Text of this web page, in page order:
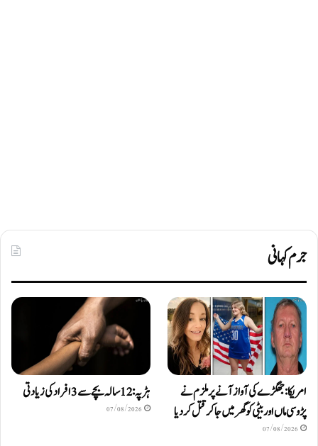
جرم کہانی
امریکا: جھگڑے کی آواز آنے پر ملزم نے
پڑوسی ماں اور بیٹی کو گھر میں جا کر قتل کر دیا
07/08/2026
ہڑپہ: 12 سالہ بچے سے 3 افراد کی زیادتی
07/08/2026